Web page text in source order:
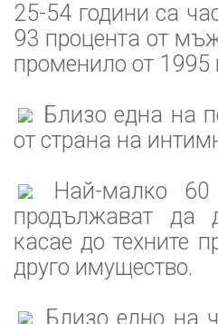
25-54 години са
93 процента от
променило от 1995
Близо една на
от страна на
Най-малко 60
продължават да
касае до техните
друго имущество.
Близо едно на